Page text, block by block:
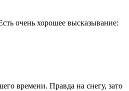
очень хорошее высказывание:
времени. Правда на снегу, зато